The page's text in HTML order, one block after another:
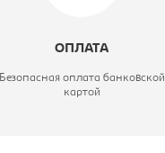
ОПЛАТА
Безопасная оплата банковской
картой